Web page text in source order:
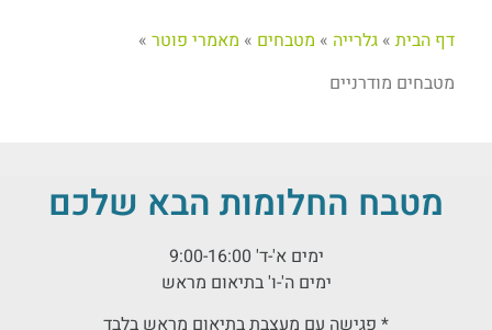
דף הבית » גלרייה » מטבחים » מאמרי פוטר »
מטבחים מודרניים
מטבח החלומות הבא שלכם
ימים א'-ד' 9:00-16:00
ימים ה'-ו' בתיאום מראש
* פגישה עם מעצבת בתיאום מראש בלבד